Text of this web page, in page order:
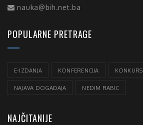
nauka@bih.net.ba
POPULARNE PRETRAGE
E-IZDANJA KONFERENCIJA KONKURS
NAJAVA DOGAĐAJA NEDIM RABIC
NAJČITANIJE